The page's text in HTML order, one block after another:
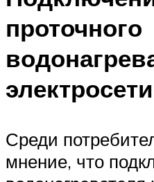
проточного
электросети
Среди
мнение, что